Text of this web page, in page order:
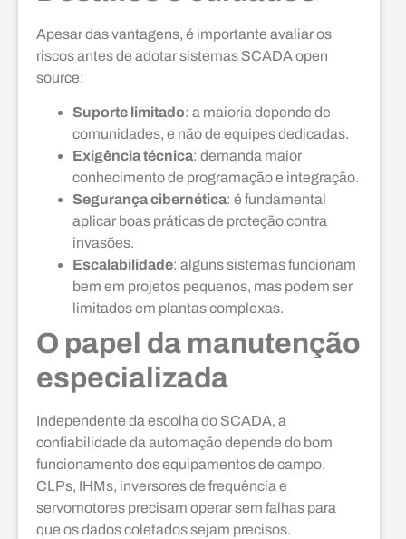
Apesar das vantagens, é importante avaliar os
riscos antes de adotar sistemas SCADA open
source:
Suporte limitado: a maioria depende de
comunidades, e não de equipes dedicadas.
Exigência técnica: demanda maior
conhecimento de programação e integração.
Segurança cibernética: é fundamental
aplicar boas práticas de proteção contra
invasões.
Escalabilidade: alguns sistemas funcionam
bem em projetos pequenos, mas podem ser
limitados em plantas complexas.
O papel da manutenção
especializada
Independente da escolha do SCADA, a
confiabilidade da automação depende do bom
funcionamento dos equipamentos de campo.
CLPs, IHMs, inversores de frequência e
servomotores precisam operar sem falhas para
que os dados coletados sejam precisos.